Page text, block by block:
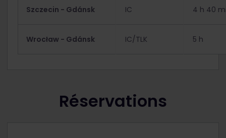
Szczecin - Gdánsk IC 4 h 40
Wrocław - Gdánsk IC/TLK 5 h
Réservations